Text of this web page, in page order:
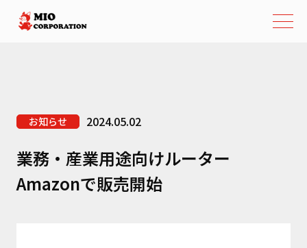
お知らせ 2024.05.02
業務・産業用途向けルーター
Amazonで販売開始